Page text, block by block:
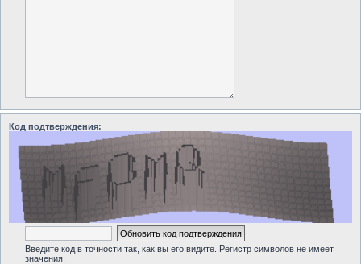
Код подтверждения:
Введите код в точности так, как вы его видите. Регистр символов не имеет
значения.